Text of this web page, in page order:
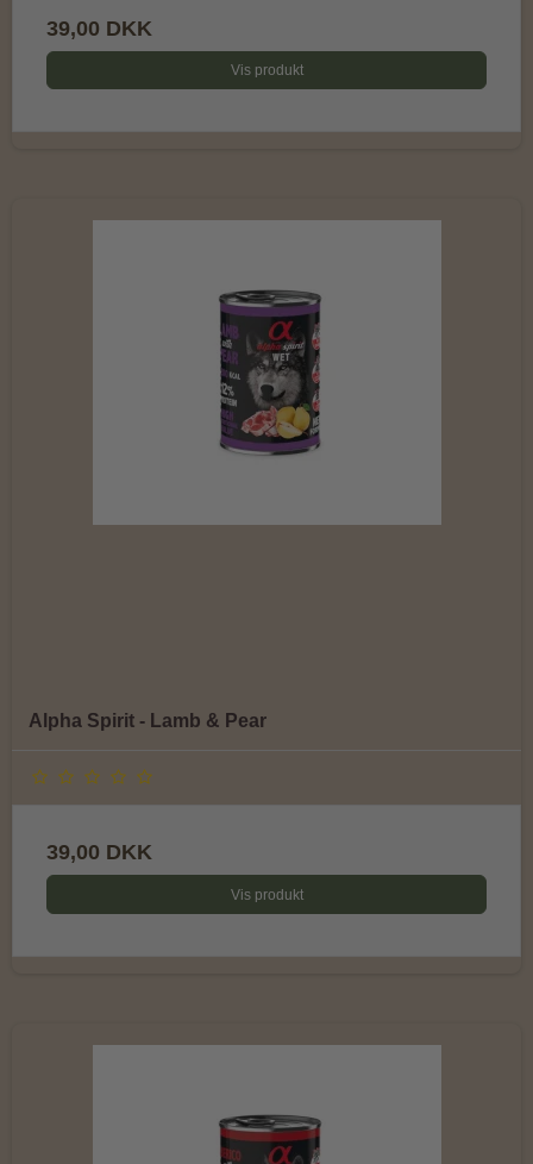
39,00 DKK
Vis produkt
Alpha Spirit - Lamb & Pear
39,00 DKK
Vis produkt